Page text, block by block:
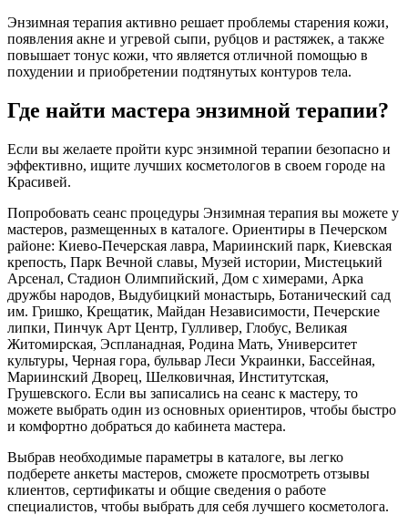
Энзимная терапия активно решает проблемы старения кожи,
появления акне и угревой сыпи, рубцов и растяжек, а также
повышает тонус кожи, что является отличной помощью в
похудении и приобретении подтянутых контуров тела.
Где найти мастера энзимной терапии?
Если вы желаете пройти курс энзимной терапии безопасно и
эффективно, ищите лучших косметологов в своем городе на
Красивей.
Попробовать сеанс процедуры Энзимная терапия вы можете у
мастеров, размещенных в каталоге. Ориентиры в Печерском
районе: Киево-Печерская лавра, Мариинский парк, Киевская
крепость, Парк Вечной славы, Музей истории, Мистецький
Арсенал, Стадион Олимпийский, Дом с химерами, Арка
дружбы народов, Выдубицкий монастырь, Ботанический сад
им. Гришко, Крещатик, Майдан Независимости, Печерские
липки, Пинчук Арт Центр, Гулливер, Глобус, Великая
Житомирская, Эспланадная, Родина Мать, Университет
культуры, Черная гора, бульвар Леси Украинки, Бассейная,
Мариинский Дворец, Шелковичная, Институтская,
Грушевского. Если вы записались на сеанс к мастеру, то
можете выбрать один из основных ориентиров, чтобы быстро
и комфортно добраться до кабинета мастера.
Выбрав необходимые параметры в каталоге, вы легко
подберете анкеты мастеров, сможете просмотреть отзывы
клиентов, сертификаты и общие сведения о работе
специалистов, чтобы выбрать для себя лучшего косметолога.